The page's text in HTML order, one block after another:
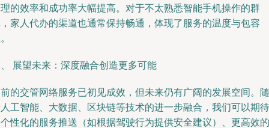
的效率和成功率大幅提高。对于不太熟悉智能手机操作的群
家人代办的渠道也通常保持畅通，体现了服务的温度与包容
展望未来：深度融合创造更多可能
的交管网络服务已初见成效，但未来仍有广阔的发展空间。随
工智能、大数据、区块链等技术的进一步融合，我们可以期待
性化的服务推送（如根据驾驶行为提供安全建议）、更高效的